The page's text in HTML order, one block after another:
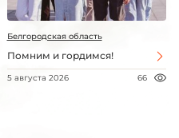
Белгородская область
Помним и гордимся!
5 августа 2026 66